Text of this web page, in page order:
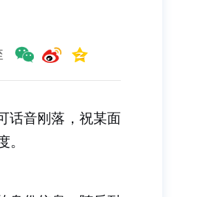
话音刚落，祝某面
。